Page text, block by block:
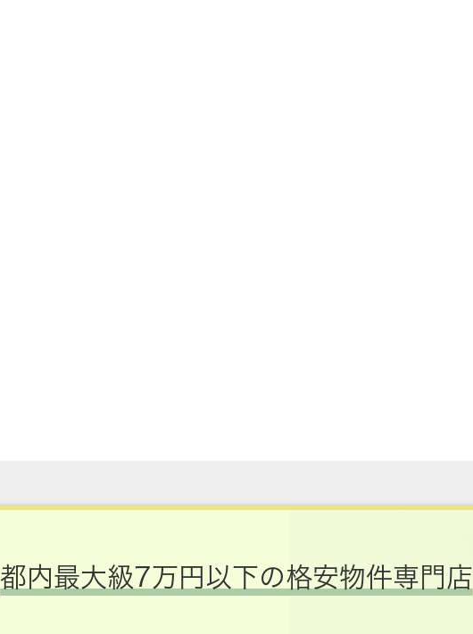
都内最大級7万円以下の格安物件専門店